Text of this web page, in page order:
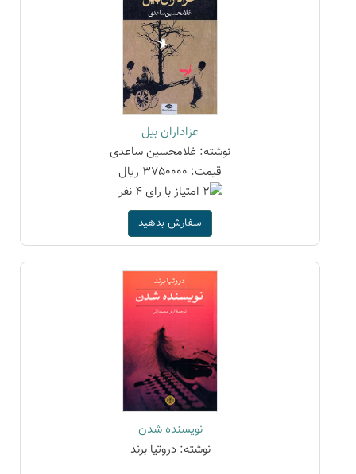
عزاداران بیل
نوشته: غلامحسین ساعدی
قیمت: 3750000 ریال
سفارش بدهید
نویسنده شدن
نوشته: دروتیا برند